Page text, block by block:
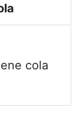
cola